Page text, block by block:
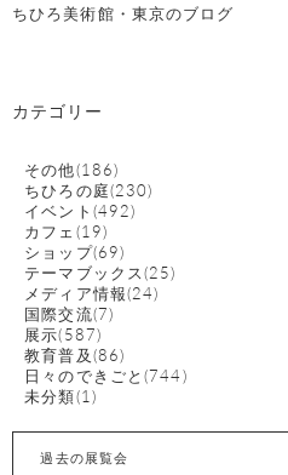
ちひろ美術館・東京のブログ
カテゴリー
その他(186)
ちひろの庭(230)
イベント(492)
カフェ(19)
ショップ(69)
テーマブックス(25)
メディア情報(24)
国際交流(7)
展示(587)
教育普及(86)
日々のできごと(744)
未分類(1)
過去の展覧会